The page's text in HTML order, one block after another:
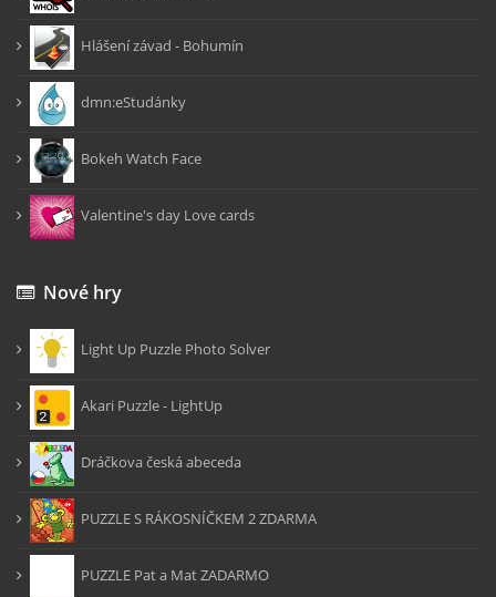
Hlášení závad - Bohumín
dmn:eStudánky
Bokeh Watch Face
Valentine's day Love cards
Nové hry
Light Up Puzzle Photo Solver
Akari Puzzle - LightUp
Dráčkova česká abeceda
PUZZLE S RÁKOSNÍČKEM 2 ZDARMA
PUZZLE Pat a Mat ZADARMO